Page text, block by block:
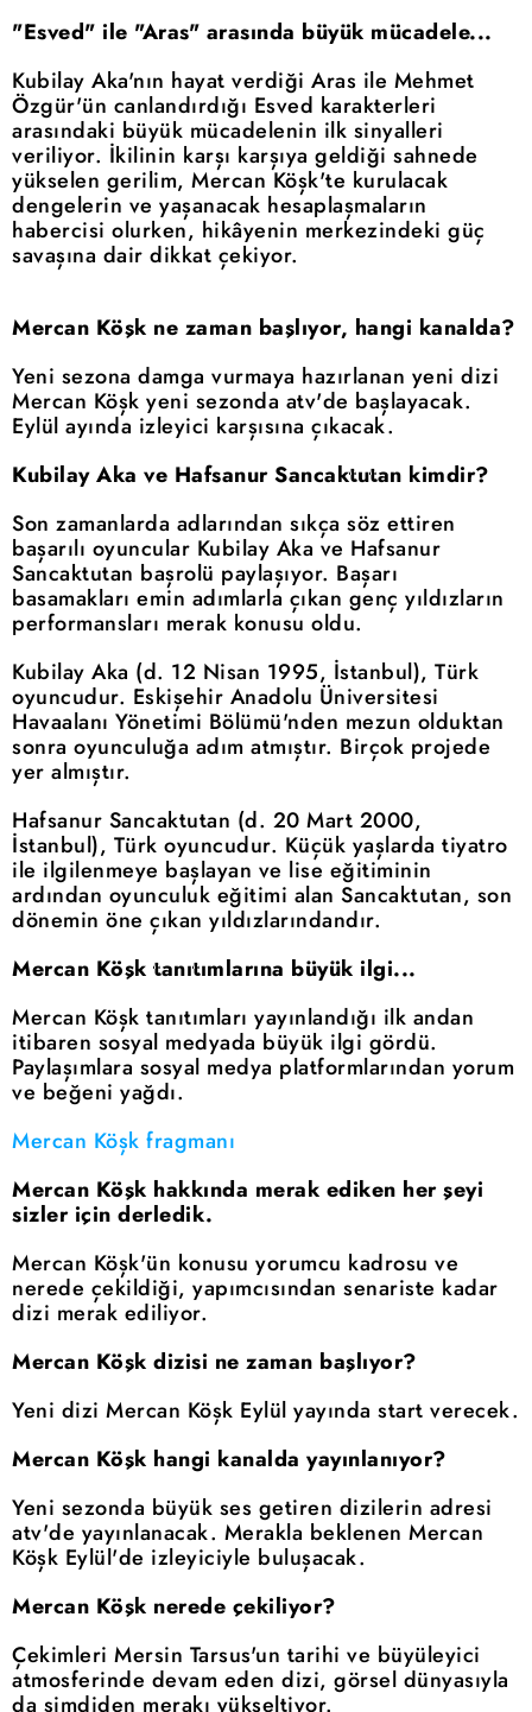
"Esved" ile "Aras" arasında büyük mücadele...
Kubilay Aka'nın hayat verdiği Aras ile Mehmet
Özgür'ün canlandırdığı Esved karakterleri
arasındaki büyük mücadelenin ilk sinyalleri
veriliyor. İkilinin karşı karşıya geldiği sahnede
yükselen gerilim, Mercan Köşk'te kurulacak
dengelerin ve yaşanacak hesaplaşmaların
habercisi olurken, hikâyenin merkezindeki güç
savaşına dair dikkat çekiyor.
Mercan Köşk ne zaman başlıyor, hangi kanalda?
Yeni sezona damga vurmaya hazırlanan yeni dizi
Mercan Köşk yeni sezonda atv'de başlayacak.
Eylül ayında izleyici karşısına çıkacak.
Kubilay Aka ve Hafsanur Sancaktutan kimdir?
Son zamanlarda adlarından sıkça söz ettiren
başarılı oyuncular Kubilay Aka ve Hafsanur
Sancaktutan başrolü paylaşıyor. Başarı
basamakları emin adımlarla çıkan genç yıldızların
performansları merak konusu oldu.
Kubilay Aka (d. 12 Nisan 1995, İstanbul), Türk
oyuncudur. Eskişehir Anadolu Üniversitesi
Havaalanı Yönetimi Bölümü'nden mezun olduktan
sonra oyunculuğa adım atmıştır. Birçok projede
yer almıştır.
Hafsanur Sancaktutan (d. 20 Mart 2000,
İstanbul), Türk oyuncudur. Küçük yaşlarda tiyatro
ile ilgilenmeye başlayan ve lise eğitiminin
ardından oyunculuk eğitimi alan Sancaktutan, son
dönemin öne çıkan yıldızlarındandır.
Mercan Köşk tanıtımlarına büyük ilgi...
Mercan Köşk tanıtımları yayınlandığı ilk andan
itibaren sosyal medyada büyük ilgi gördü.
Paylaşımlara sosyal medya platformlarından yorum
ve beğeni yağdı.
Mercan Köşk fragmanı
Mercan Köşk hakkında merak ediken her şeyi
sizler için derledik.
Mercan Köşk'ün konusu yorumcu kadrosu ve
nerede çekildiği, yapımcısından senariste kadar
dizi merak ediliyor.
Mercan Köşk dizisi ne zaman başlıyor?
Yeni dizi Mercan Köşk Eylül yayında start verecek.
Mercan Köşk hangi kanalda yayınlanıyor?
Yeni sezonda büyük ses getiren dizilerin adresi
atv'de yayınlanacak. Merakla beklenen Mercan
Köşk Eylül'de izleyiciyle buluşacak.
Mercan Köşk nerede çekiliyor?
Çekimleri Mersin Tarsus'un tarihi ve büyüleyici
atmosferinde devam eden dizi, görsel dünyasıyla
da şimdiden merakı yükseltiyor.